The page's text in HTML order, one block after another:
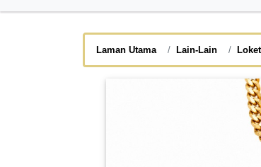
Laman Utama Lain-Lain Loket